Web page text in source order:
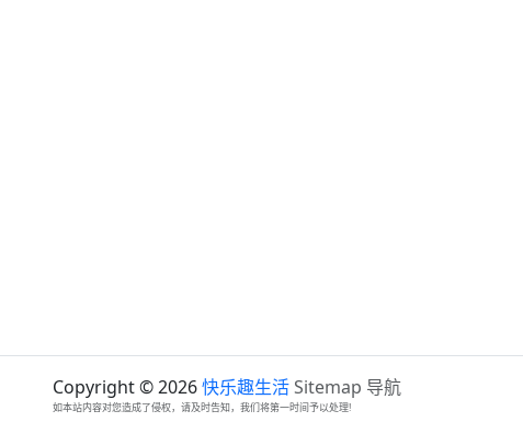
Copyright © 2026快乐趣生活Sitemap 导航
如本站内容对您造成了侵权，请及时告知，我们将第一时间予以处理!